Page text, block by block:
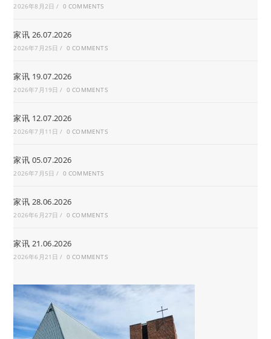
2026年8月2日 / 0 COMMENTS
家讯 26.07.2026
2026年7月25日 / 0 COMMENTS
家讯 19.07.2026
2026年7月19日 / 0 COMMENTS
家讯 12.07.2026
2026年7月11日 / 0 COMMENTS
家讯 05.07.2026
2026年7月5日 / 0 COMMENTS
家讯 28.06.2026
2026年6月27日 / 0 COMMENTS
家讯 21.06.2026
2026年6月21日 / 0 COMMENTS